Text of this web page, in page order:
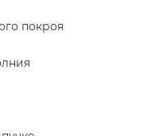
покроя